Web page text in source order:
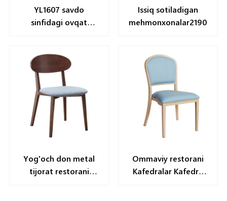
YL1607 savdo
sinfidagi ovqat
Issiq sotiladigan
mehmonxonalar2190
Yog'och don metal
tijorat restorani
Ommaviy restorani
Kafedralar Kafedra